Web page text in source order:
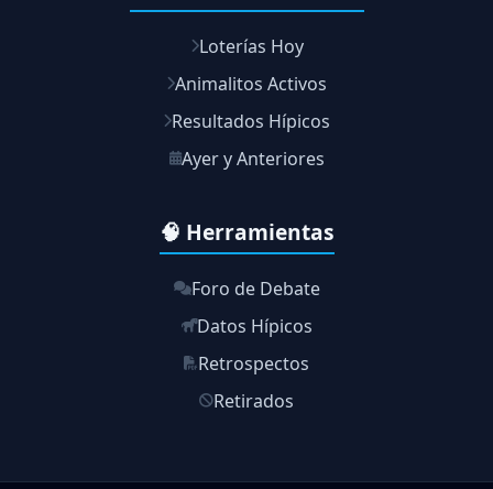
Loterías Hoy
Animalitos Activos
Resultados Hípicos
Ayer y Anteriores
🧠 Herramientas
Foro de Debate
Datos Hípicos
Retrospectos
Retirados